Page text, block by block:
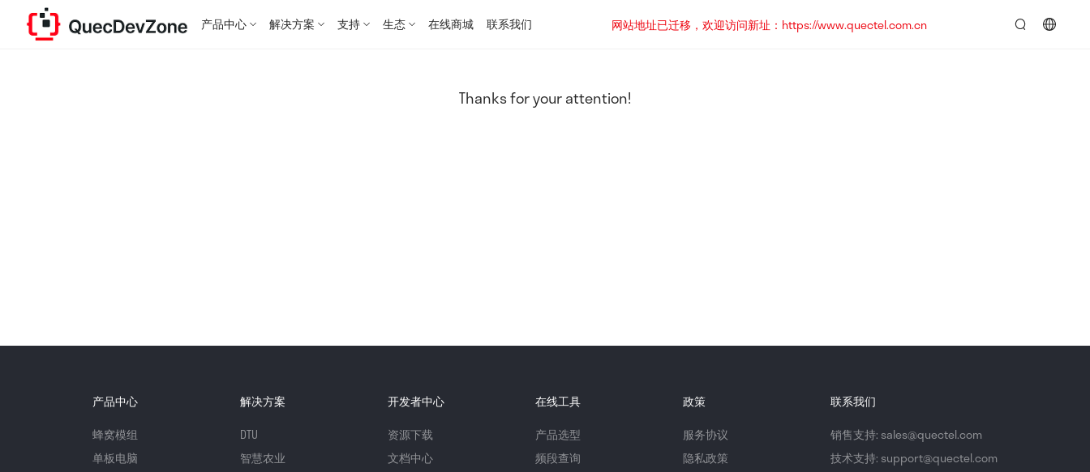
产品中心 解决方案 支持 生态 在线商城 联系我们
网站地址已迁移，欢迎访问新址：https://www.quectel.com.cn
Thanks for your attention!
产品中心
蜂窝模组
单板电脑
解决方案
DTU
智慧农业
开发者中心
资源下载
文档中心
在线工具
产品选型
频段查询
政策
服务协议
隐私政策
联系我们
销售支持: sales@quectel.com
技术支持: support@quectel.com